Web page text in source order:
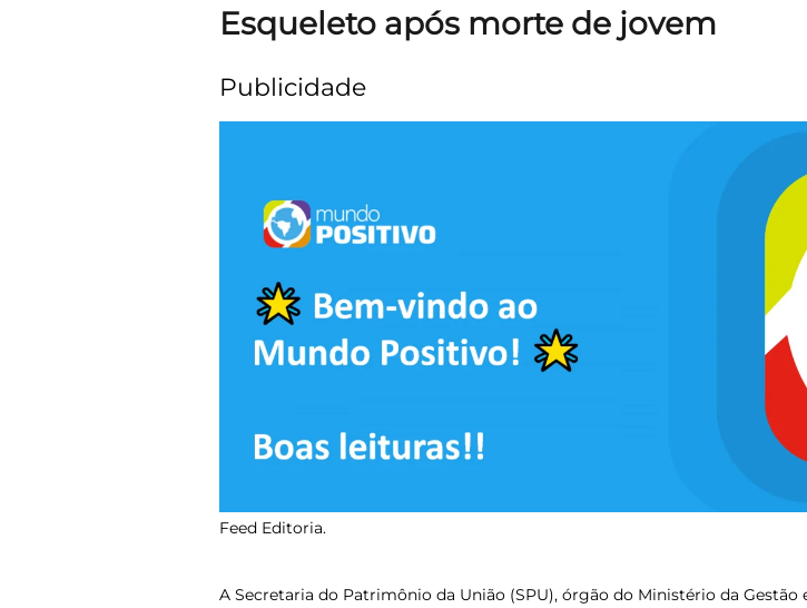
Esqueleto após morte de jovem
Publicidade
Feed Editoria.
A Secretaria do Patrimônio da União (SPU), órgão do Ministério da Gestão